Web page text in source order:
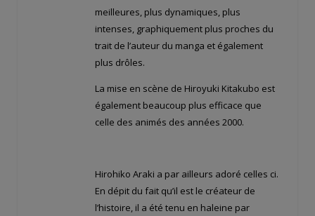
meilleures, plus dynamiques, plus
intenses, graphiquement plus proches du
trait de l’auteur du manga et également
plus drôles.
La mise en scène de Hiroyuki Kitakubo est
également beaucoup plus efficace que
celle des animés des années 2000.
Hirohiko Araki a par ailleurs adoré celles ci.
En dépit du fait qu’il est le créateur de
l’histoire, il a été tenu en haleine par